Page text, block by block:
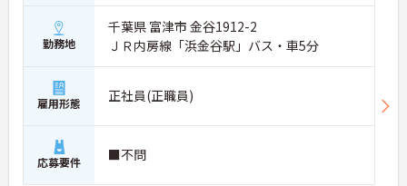
勤務地
千葉県 富津市 金谷1912-2
ＪＲ内房線「浜金谷駅」バス・車5分
雇用形態 正社員(正職員)
応募要件 ■不問